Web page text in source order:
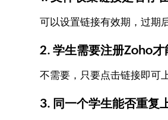
可以设置链接有效期，过期
2. 学生需要注册Zoho才
不需要，只要点击链接即可
3. 同一个学生能否重复